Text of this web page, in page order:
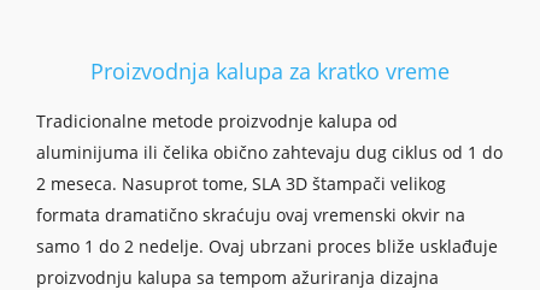
Proizvodnja kalupa za kratko vreme
Tradicionalne metode proizvodnje kalupa od
aluminijuma ili čelika obično zahtevaju dug ciklus od 1 do
2 meseca. Nasuprot tome, SLA 3D štampači velikog
formata dramatično skraćuju ovaj vremenski okvir na
samo 1 do 2 nedelje. Ovaj ubrzani proces bliže usklađuje
proizvodnju kalupa sa tempom ažuriranja dizajna